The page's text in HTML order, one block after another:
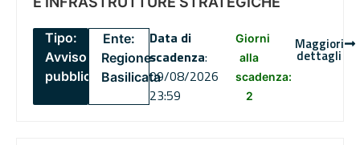
Tipo:
Avviso
pubblico
Ente:
Regione
Basilicata
Data di
scadenza:
09/08/2026
23:59
Giorni
alla
scadenza:
2
Maggiori
dettagli